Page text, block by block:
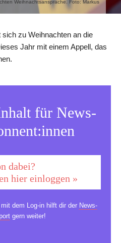
Weihnachtsansprache. Foto: Markus
zu Weihnachten an die
Jahr mit einem Appell, das
für News-
dabei?
hier einloggen »
dem Log-in hilft dir der News-
gern weiter!